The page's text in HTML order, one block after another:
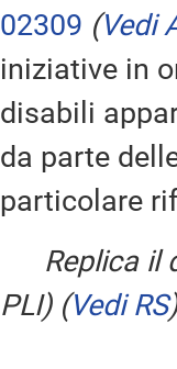
02309 (Vedi
iniziative in
disabili
da parte
particolare
Replica il
PLI) (Vedi RS)